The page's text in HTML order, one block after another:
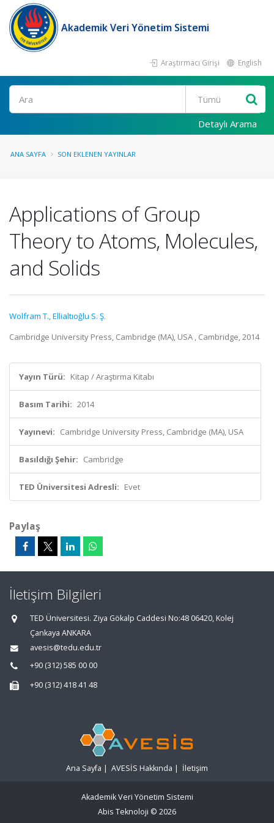
Akademik Veri Yönetim Sistemi
Araştırmacı Girişi English
Ara
Detaylı Arama
ANA SAYFA SON EKLENEN YAYINLAR
Applications of Group
Theory to Atoms, Molecules,
and Solids
Wolfram T.,Ellialtıoğlu S. Ş.
Cambridge University Press, Cambridge (MA), USA , Cambridge, 2014
Yayın Türü: Kitap / Araştırma Kitabı
Basım Tarihi: 2014
Yayınevi: Cambridge University Press, Cambridge (MA), USA
Basıldığı Şehir: Cambridge
TED Üniversitesi Adresli: Evet
Paylaş
İletişim Bilgileri
TED Üniversitesi. Ziya Gökalp Caddesi No:48 06420, Kolej
Çankaya ANKARA
avesis@tedu.edu.tr
+90 (312) 585 00 00
+90 (312) 418 41 48
Ana Sayfa | AVESİS Hakkında | İletişim
Akademik Veri Yönetim Sistemi
Abis Teknoloji © 2026